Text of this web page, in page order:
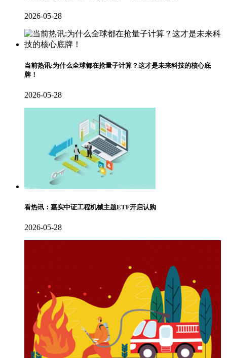
2026-05-28
当前热讯:为什么全球都在抢量子计算？这才是未来科技的核心底
牌！
2026-05-28
看热讯：嘉实中证工程机械主题ETF开启认购
2026-05-28